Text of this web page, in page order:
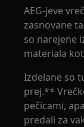
AEG-jeve
zasnovane
so narejene
materiala
Izdelane so
prej.**
pečicami,
predali za